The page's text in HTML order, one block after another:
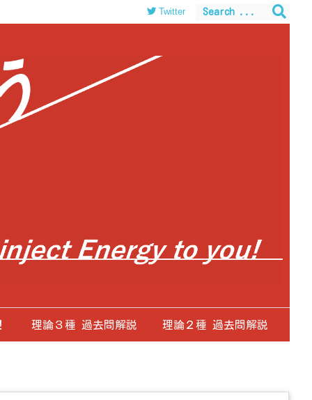
themes/luxeritas/inc/json-ld.phpon line120
理論３種 過去問解説 理論２種 過去問解説
Twitter